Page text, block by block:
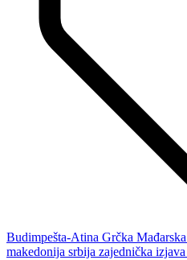
Budimpešta-Atina Grčka Mađarska
makedonija srbija zajednička izjava